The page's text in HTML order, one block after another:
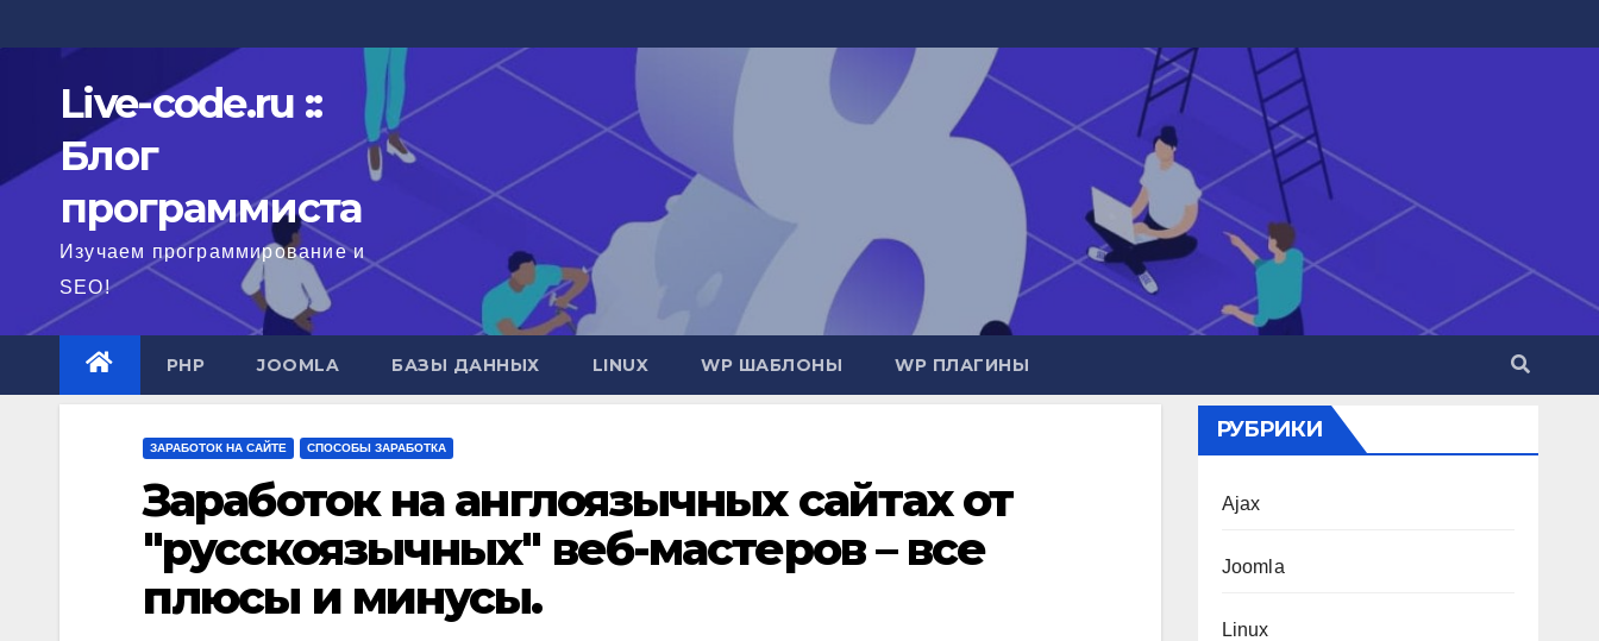
к
содержимомуLive-code.ru ::
Блог
программиста
Изучаем программирование и
SEO!
PHP JOOMLA БАЗЫ ДАННЫХ LINUX WP ШАБЛОНЫ WP ПЛАГИНЫ
ЗАРАБОТОК НА САЙТЕ СПОСОБЫ ЗАРАБОТКА
Заработок на англоязычных сайтах от
"русскоязычных" веб-мастеров – все
плюсы и минусы.
РУБРИКИ
Ajax
Joomla
Linux